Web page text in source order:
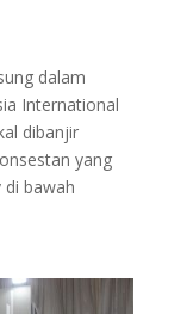
dalam
International
dibanjir
yang
di bawah